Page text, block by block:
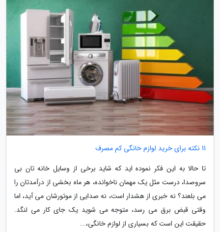
11 نکته برای خرید لوازم خانگی کم مصرف
تا حالا به این فکر نموده اید که شاید برخی از وسایل خانه تان بی
سروصدا، درست مثل یک مهمان ناخوانده، هر ماه بخشی از درآمدتان را
می بلعند؟ نه خبری از هشدار است، نه صدایی از موتورشان می آید، اما
وقتی قبض برق می رسد، متوجه می شوید یک جای کار می لنگد.
حقیقت این است که بسیاری از لوازم خانگی،...